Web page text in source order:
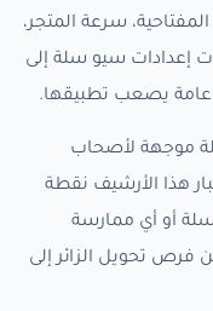
سرعة المتجر،
إعدادات سيو سلة إلى
عامة يصعب تطبيقها.
موجهة لأصحاب
هذا الأرشيف نقطة
أو أي ممارسة
فرص تحويل الزائر إلى